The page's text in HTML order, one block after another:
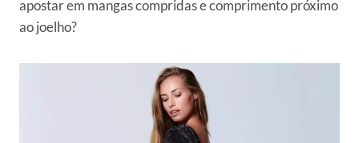
apostar em mangas compridas e comprimento próximo
ao joelho?